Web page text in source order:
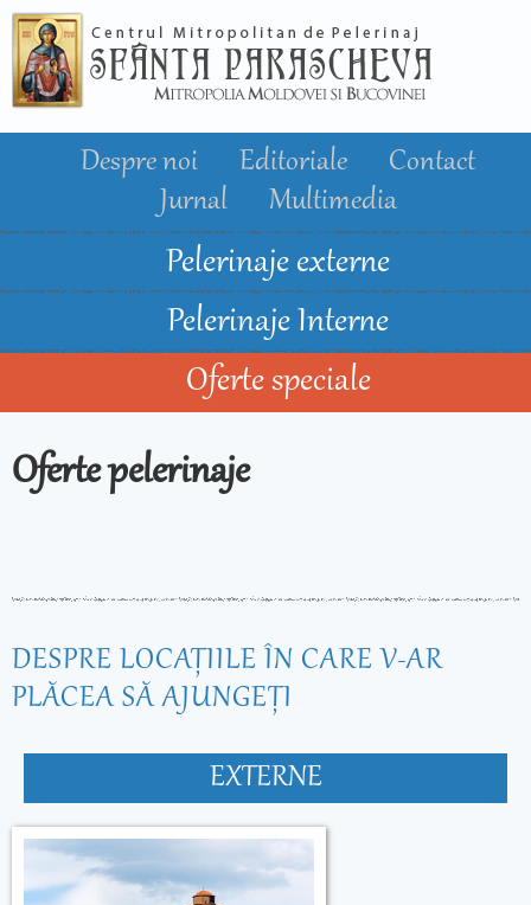
conţinutul
principal
Despre noi Editoriale
Contact
Jurnal
Multimedia
Pelerinaje externe
Pelerinaje Interne
Oferte speciale
Oferte pelerinaje
DESPRE LOCAŢIILE ÎN CARE V-AR
PLĂCEA SĂ AJUNGEŢI
EXTERNE